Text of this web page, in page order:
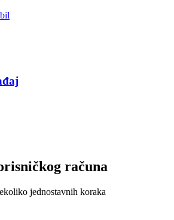
računa
jednostavnih koraka